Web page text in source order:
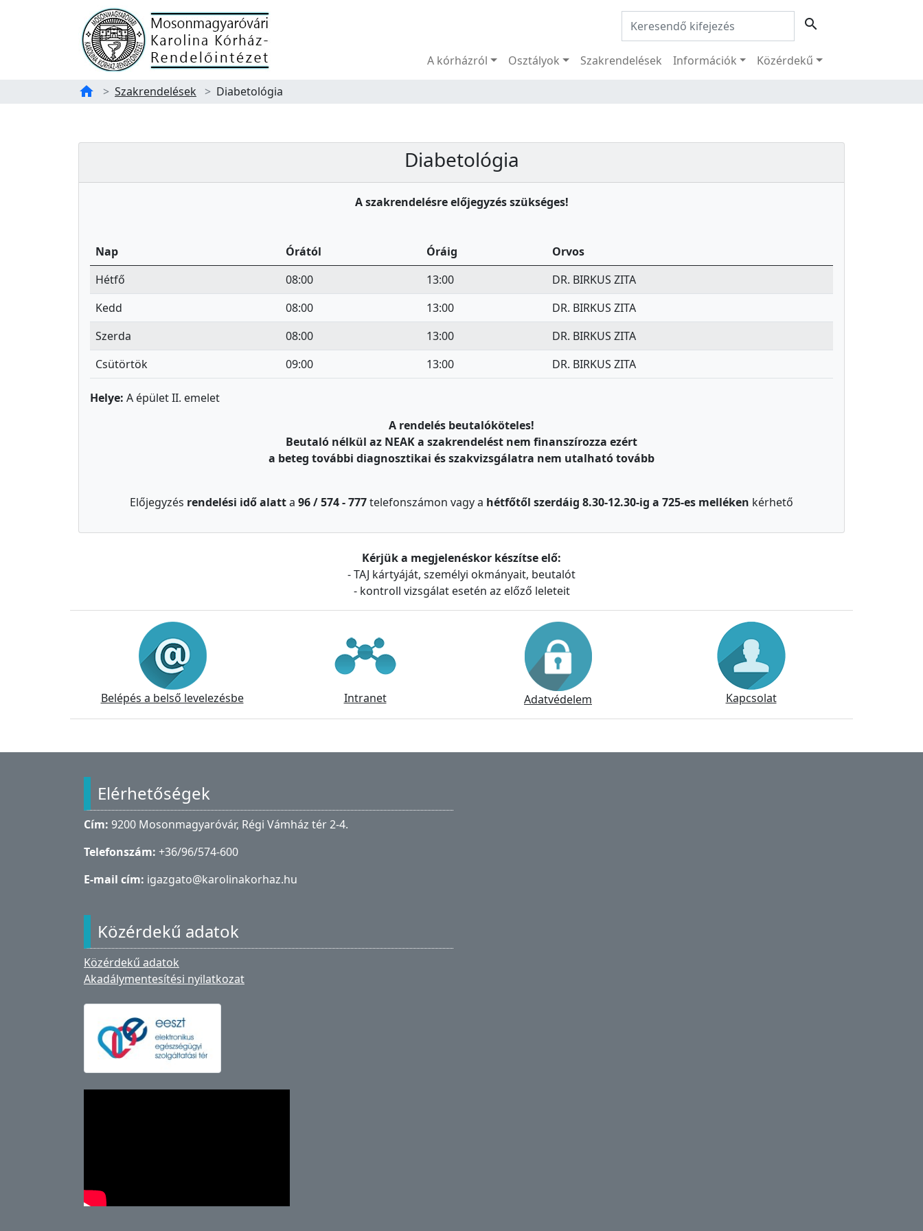
Főoldal Keresés: search
Menü
A kórházról Osztályok Szakrendelések Információk Közérdekű
home Szakrendelések Diabetológia
Diabetológia Diabetológia
A szakrendelésre előjegyzés szükséges!
Nap Órától Óráig
Orvos
Hétfő
08:00 13:00
DR. BIRKUS ZITA
Kedd
08:00 13:00
DR. BIRKUS ZITA
Szerda
08:00 13:00
DR. BIRKUS ZITA
Csütörtök
09:00 13:00 DR. BIRKUS ZITA
Helye: A épület II. emelet
A rendelés beutalóköteles!
Beutaló nélkül az NEAK a szakrendelést nem finanszírozza ezért
a beteg további diagnosztikai és szakvizsgálatra nem utalható tovább
Előjegyzés rendelési idő alatta 96 / 574 - 777telefonszámon vagy a hétfőtől szerdáig 8.30-12.30-ig a 725-es melléken kérhető
Kérjük a megjelenéskor készítse elő:
- TAJ kártyáját, személyi okmányait, beutalót
- kontroll vizsgálat esetén az előző leleteit
Információk
Belépés a belső levelezésbe Intranet Adatvédelem Kapcsolat
Elérhetőségek
Cím: 9200 Mosonmagyaróvár, Régi Vámház tér 2-4.
Telefonszám: +36/96/574-600
E-mail cím: igazgato@karolinakorhaz.hu
Közérdekű adatok
Közérdekű adatok
Akadálymentesítési nyilatkozat